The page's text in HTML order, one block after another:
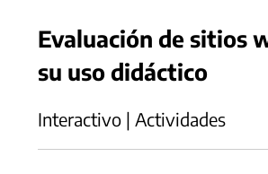
Evaluación de sitios
su uso didáctico
Interactivo | Actividades